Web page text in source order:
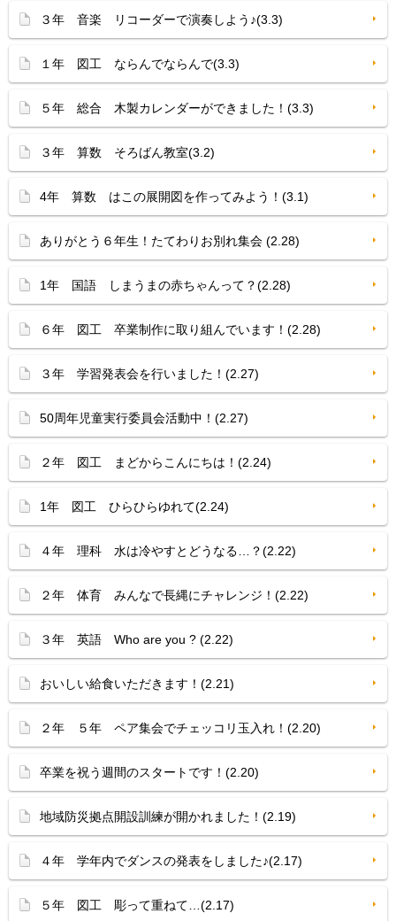
３年 音楽 リコーダーで演奏しよう♪(3.3)
１年 図工 ならんでならんで(3.3)
５年 総合 木製カレンダーができました！(3.3)
３年 算数 そろばん教室(3.2)
4年 算数 はこの展開図を作ってみよう！(3.1)
ありがとう６年生！たてわりお別れ集会 (2.28)
1年 国語 しまうまの赤ちゃんって？(2.28)
６年 図工 卒業制作に取り組んでいます！(2.28)
３年 学習発表会を行いました！(2.27)
50周年児童実行委員会活動中！(2.27)
２年 図工 まどからこんにちは！(2.24)
1年 図工 ひらひらゆれて(2.24)
４年 理科 水は冷やすとどうなる…？(2.22)
２年 体育 みんなで長縄にチャレンジ！(2.22)
３年 英語 Who are you ? (2.22)
おいしい給食いただきます！(2.21)
２年 ５年 ペア集会でチェッコリ玉入れ！(2.20)
卒業を祝う週間のスタートです！(2.20)
地域防災拠点開設訓練が開かれました！(2.19)
４年 学年内でダンスの発表をしました♪(2.17)
５年 図工 彫って重ねて…(2.17)